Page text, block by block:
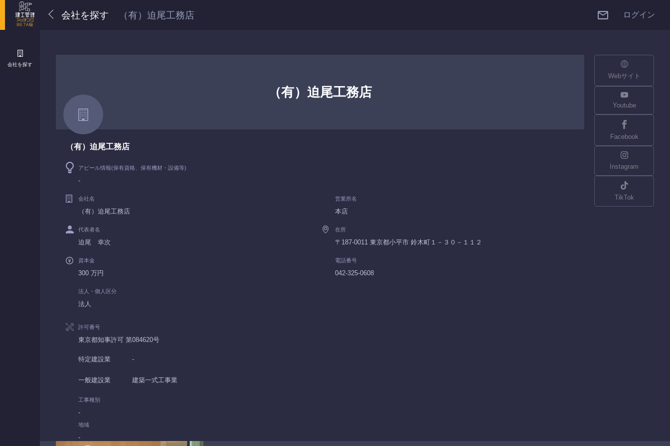
会社を探す （有）迫尾工務店 ログイン
（有）迫尾工務店
（有）迫尾工務店
アピール情報(保有資格、保有機材・設備等)
-
会社名
（有）迫尾工務店
代表者名
迫尾 幸次
資本金
300 万円
法人・個人区分
法人
営業所名
本店
在所
〒187-0011 東京都小平市 鈴木町１－３０－１１２
電話番号
042-325-0608
許可番号
東京都知事許可 第084620号
特定建設業 -
一般建設業 建築一式工事業
工事種別
-
地域
-
Webサイト
Youtube
Facebook
Instagram
TikTok
会社を探す